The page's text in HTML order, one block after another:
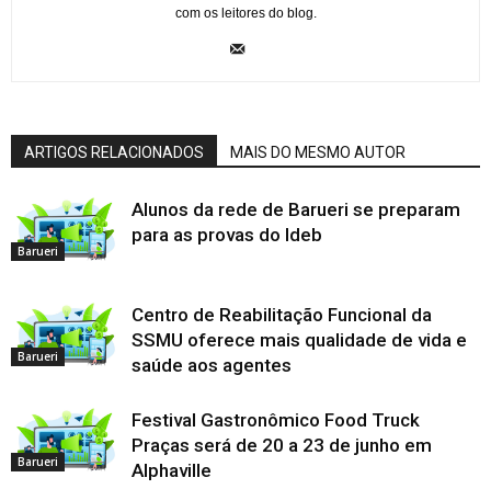
com os leitores do blog.
ARTIGOS RELACIONADOS MAIS DO MESMO AUTOR
Barueri
Alunos da rede de Barueri se preparam
para as provas do Ideb
Barueri
Centro de Reabilitação Funcional da
SSMU oferece mais qualidade de vida e
saúde aos agentes
Barueri
Festival Gastronômico Food Truck
Praças será de 20 a 23 de junho em
Alphaville